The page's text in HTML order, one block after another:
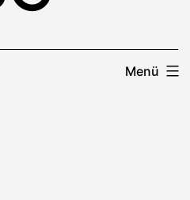
Menü